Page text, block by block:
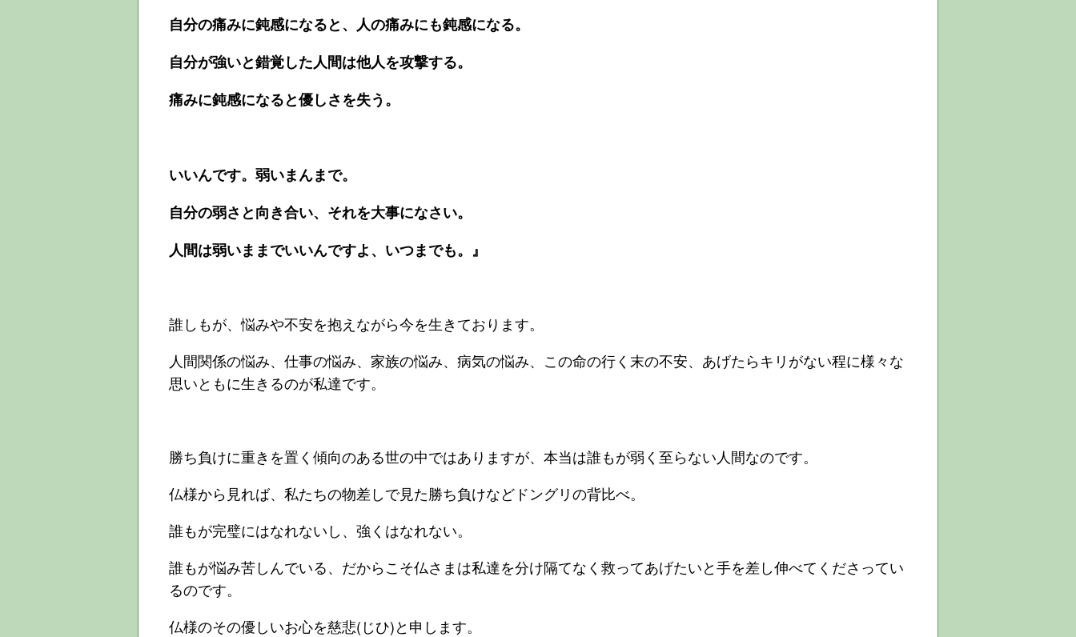
自分の痛みに鈍感になると、人の痛みにも鈍感になる。
自分が強いと錯覚した人間は他人を攻撃する。
痛みに鈍感になると優しさを失う。
いいんです。弱いまんまで。
自分の弱さと向き合い、それを大事になさい。
人間は弱いままでいいんですよ、いつまでも。』
誰しもが、悩みや不安を抱えながら今を生きております。
人間関係の悩み、仕事の悩み、家族の悩み、病気の悩み、この命の行く末の不安、あげたらキリがない程に様々な
思いともに生きるのが私達です。
勝ち負けに重きを置く傾向のある世の中ではありますが、本当は誰もが弱く至らない人間なのです。
仏様から見れば、私たちの物差しで見た勝ち負けなどドングリの背比べ。
誰もが完璧にはなれないし、強くはなれない。
誰もが悩み苦しんでいる、だからこそ仏さまは私達を分け隔てなく救ってあげたいと手を差し伸べてくださってい
るのです。
仏様のその優しいお心を慈悲(じひ)と申します。